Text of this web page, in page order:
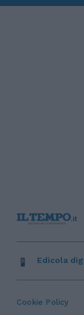
Cookie Policy
Edicola